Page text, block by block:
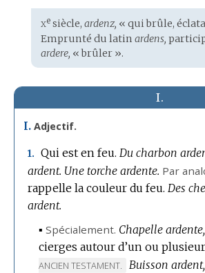
Étymologie
:
xesiècle, ardenz, « qui brûle,
Emprunté du latin ardens,
ardere, « brûler ».
I.
I. Adjectif.
1. Qui est en feu. Du charbon
ardent. Une torche ardente. Par
rappelle la couleur du feu. Des
ardent.
▪ Spécialement. Chapelle ardente,
cierges autour d’un ou
ANCIEN TESTAMENT. Buisson ardent,